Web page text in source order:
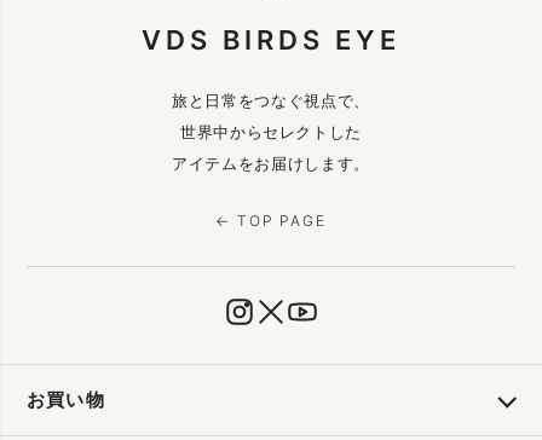
VDS BIRDS EYE
旅と日常をつなぐ視点で、
世界中からセレクトした
アイテムをお届けします。
← TOP PAGE
お買い物